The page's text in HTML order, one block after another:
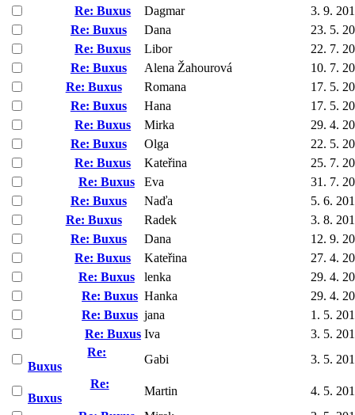
Re: Buxus
Dagmar
3. 9.
Re: Buxus
Dana
23. 5.
Re: Buxus
Libor
22. 7.
Re: Buxus
Alena Žahourová
10. 7.
Re: Buxus
Romana
17. 5.
Re: Buxus
Hana
17. 5.
Re: Buxus
Mirka
29. 4.
Re: Buxus
Olga
22. 5.
Re: Buxus
Kateřina
25. 7.
Re: Buxus
Eva
31. 7.
Re: Buxus
Naďa
5. 6.
Re: Buxus
Radek
3. 8.
Re: Buxus
Dana
12. 9.
Re: Buxus
Kateřina
27. 4.
Re: Buxus
lenka
29. 4.
Re: Buxus Hanka
29. 4.
Re: Buxus jana
1. 5.
Re: Buxus Iva
3. 5.
Re:
Buxus
Gabi
3. 5.
Re:
Buxus
Martin
4. 5.